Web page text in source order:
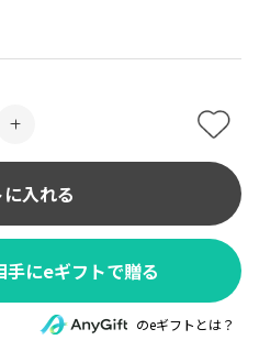
入れる
にeギフトで贈る
のeギフトとは？